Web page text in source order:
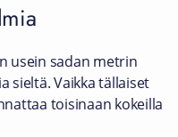
usein sadan metrin
sieltä. Vaikka tällaiset
toisinaan kokeilla